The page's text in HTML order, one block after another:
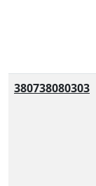
380738080303